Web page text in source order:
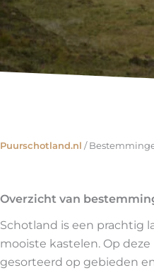
Puurschotland.nl /
Overzicht van
Schotland is een prachtig
mooiste kastelen. Op
gesorteerd op gebieden